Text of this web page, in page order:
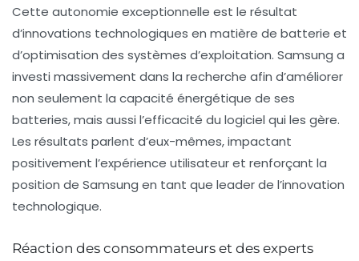
Cette autonomie exceptionnelle est le résultat
d’innovations technologiques en matière de batterie et
d’optimisation des systèmes d’exploitation. Samsung a
investi massivement dans la recherche afin d’améliorer
non seulement la capacité énergétique de ses
batteries, mais aussi l’efficacité du logiciel qui les gère.
Les résultats parlent d’eux-mêmes, impactant
positivement l’expérience utilisateur et renforçant la
position de Samsung en tant que leader de l’innovation
technologique.
Réaction des consommateurs et des experts